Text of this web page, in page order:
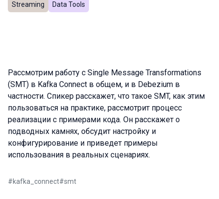
Streaming Data Tools
Рассмотрим работу с Single Message Transformations
(SMT) в Kafka Connect в общем, и в Debezium в
частности. Спикер расскажет, что такое SMT, как этим
пользоваться на практике, рассмотрит процесс
реализации с примерами кода. Он расскажет о
подводных камнях, обсудит настройку и
конфигурирование и приведет примеры
использования в реальных сценариях.
#kafka_connect#smt